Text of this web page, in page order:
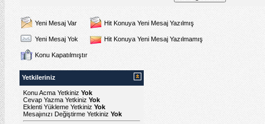
Yeni Mesaj Var Hit Konuya Yeni Mesaj Yazılmış
Yeni Mesaj Yok Hit Konuya Yeni Mesaj Yazılmamış
Konu Kapatılmıştır
Yetkileriniz
Konu Acma Yetkiniz Yok
Cevap Yazma Yetkiniz Yok
Eklenti Yükleme Yetkiniz Yok
Mesajınızı Değiştirme Yetkiniz Yok